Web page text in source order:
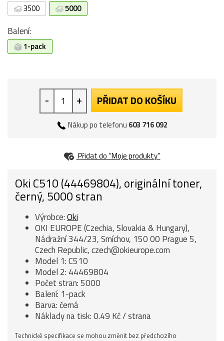
3500 5000
Balení:
1-pack
- + PŘIDAT DO KOŠÍKU
Nákup po telefonu 603 716 092
Přidat do “Moje produkty”
Oki C510 (44469804), originální toner,
černý, 5000 stran
Výrobce:Oki
OKI EUROPE (Czechia, Slovakia & Hungary),
Nádražní 344/23, Smíchov, 150 00 Prague 5,
Czech Republic, czech@okieurope.com
Model 1: C510
Model 2: 44469804
Počet stran: 5000
Balení: 1-pack
Barva: černá
Náklady na tisk: 0.49 Kč / strana
Technické specifikace se mohou změnit bez předchozího